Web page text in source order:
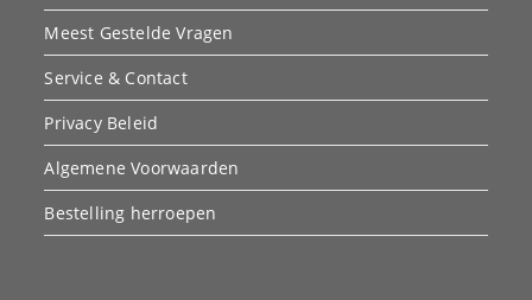
Meest Gestelde Vragen
Service & Contact
Privacy Beleid
Algemene Voorwaarden
Bestelling herroepen